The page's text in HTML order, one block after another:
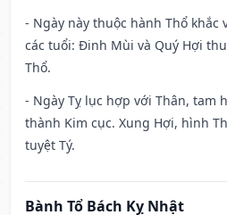
- Ngày này thuộc hành Thổ
các tuổi: Đinh Mùi và Quý Hợi
Thổ.
- Ngày Tỵ lục hợp với Thân, tam
thành Kim cục. Xung Hợi, hình
tuyệt Tý.
Bành Tổ Bách Kỵ Nhật